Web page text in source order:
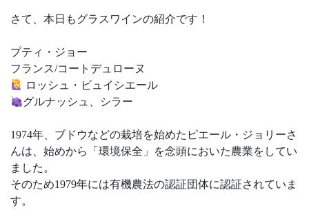
さて、本日もグラスワインの紹介です！
プティ・ジョー
フランス/コートデュローヌ
ロッシュ・ビュイシエール
グルナッシュ、シラー
1974年、ブドウなどの栽培を始めたピエール・ジョリーさ
んは、始めから「環境保全」を念頭においた農業をしてい
ました。
そのため1979年には有機農法の認証団体に認証されていま
す。